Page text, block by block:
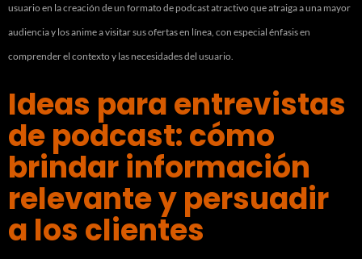
usuario en la creación de un formato de podcast atractivo que atraiga a una mayor
audiencia y los anime a visitar sus ofertas en línea, con especial énfasis en
comprender el contexto y las necesidades del usuario.
Ideas para entrevistas
de podcast: cómo
brindar información
relevante y persuadir
a los clientes